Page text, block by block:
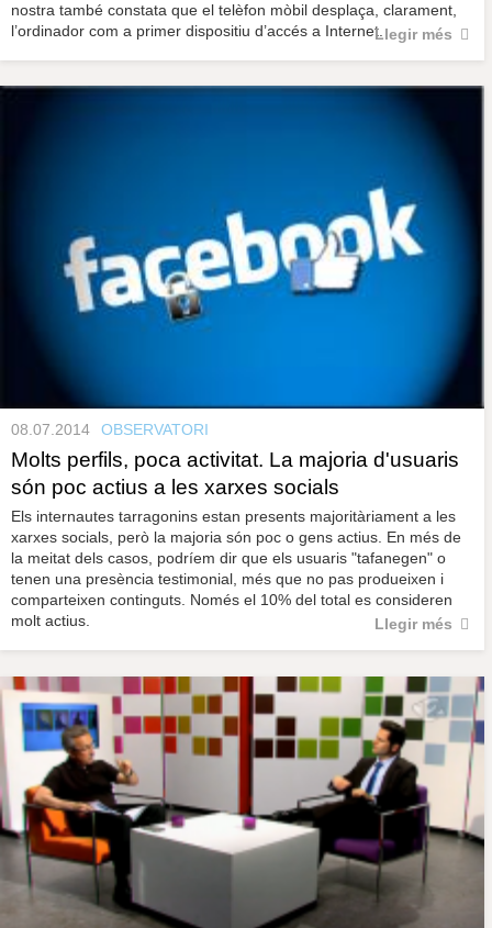
nostra també constata que el telèfon mòbil desplaça, clarament,
l’ordinador com a primer dispositiu d’accés a Internet.Llegir més
08.07.2014 OBSERVATORI
Molts perfils, poca activitat. La majoria d'usuaris
són poc actius a les xarxes socials
Els internautes tarragonins estan presents majoritàriament a les
xarxes socials, però la majoria són poc o gens actius. En més de
la meitat dels casos, podríem dir que els usuaris "tafanegen" o
tenen una presència testimonial, més que no pas produeixen i
comparteixen continguts. Només el 10% del total es consideren
molt actius.
Llegir més